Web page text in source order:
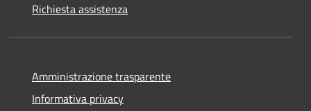
Richiesta assistenza
Amministrazione trasparente
Informativa privacy